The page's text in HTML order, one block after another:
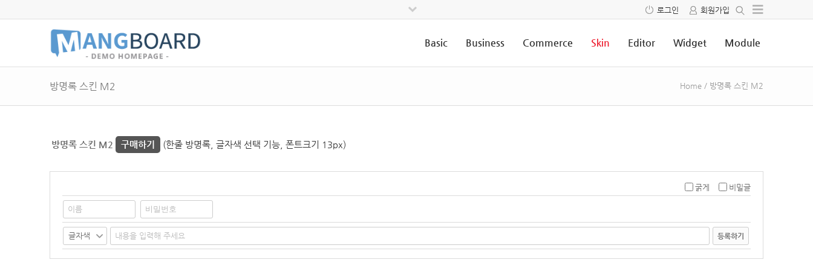
로그인 회원가입
Basic Business Commerce Skin Editor Widget Module
방명록 스킨 M2 Home / 방명록 스킨 M2
방명록 스킨 M2 구매하기 (한줄 방명록, 글자색 선택 기능, 폰트크기 13px)
굵게 비밀글
등록하기